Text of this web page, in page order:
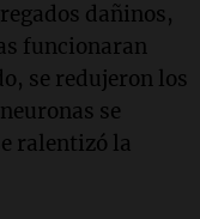
dañinos,
funcionaran
se redujeron los
se
ralentizó la